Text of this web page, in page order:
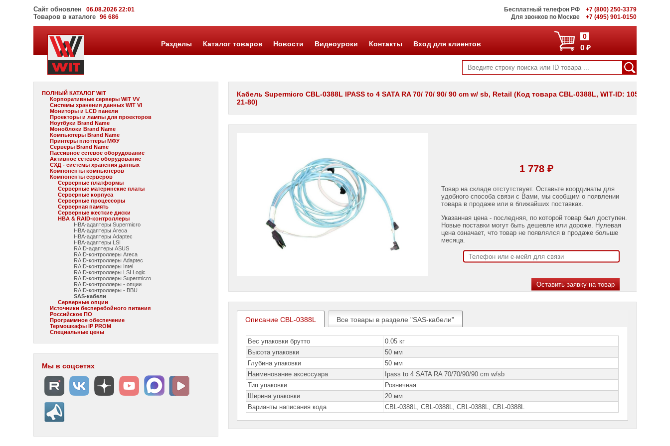
Сайт обновлен 06.08.2026 22:01
Товаров в каталоге96 686
Бесплатный телефон РФ
+7 (800) 250-3379
Для звонков по Москве
+7 (495) 901-0150
0
0 ₽
Разделы Каталог товаров Новости Видеоуроки Контакты Вход для клиентов
ПОЛНЫЙ КАТАЛОГ WIT
Корпоративные серверы WIT VV
Системы хранения данных WIT VI
Мониторы и LCD панели
Проекторы и лампы для проекторов
Ноутбуки Brand Name
Моноблоки Brand Name
Компьютеры Brand Name
Принтеры плоттеры МФУ
Серверы Brand Name
Пассивное сетевое оборудование
Активное сетевое оборудование
СХД - системы хранения данных
Компоненты компьютеров
Компоненты серверов
Серверные платформы
Серверные материнские платы
Серверные корпуса
Серверные процессоры
Серверная память
Серверные жесткие диски
HBA & RAID-контроллеры
HBA-адаптеры Supermicro
HBA-адаптеры Areca
HBA-адаптеры Adaptec
HBA-адаптеры LSI
RAID-адаптеры ASUS
RAID-контроллеры Areca
RAID-контроллеры Adaptec
RAID-контроллеры Intel
RAID-контроллеры LSI Logic
RAID-контроллеры Supermicro
RAID-контроллеры - опции
RAID-контроллеры - BBU
SAS-кабели
Серверные опции
Источники бесперебойного питания
Российское ПО
Программное обеспечение
Термошкафы IP PROM
Специальные цены
Мы в соцсетях
Кабель Supermicro CBL-0388L IPASS to 4 SATA RA 70/ 70/ 90/ 90 cm w/ sb, Retail (Код товара CBL-0388L, WIT-ID: 105-
21-80)
1 778 ₽
Товар на складе отстутствует. Оставьте координаты для
удобного способа связи с Вами, мы сообщим о появлении
товара в продаже или в ближайших поставках.
Указанная цена - последняя, по которой товар был доступен.
Новые поставки могут быть дешевле или дороже. Нулевая
цена означает, что товар не появлялся в продаже больше
месяца.
Описание CBL-0388L Все товары в разделе "SAS-кабели"
Вес упаковки брутто
0.05 кг
Высота упаковки
50 мм
Глубина упаковки
50 мм
Наименование аксессуара
Ipass to 4 SATA RA 70/70/90/90 cm w/sb
Тип упаковки
Розничная
Ширина упаковки
20 мм
Варианты написания кода
CBL-0388L, CBL-0388L, CВL-0388L, СВL-0388L